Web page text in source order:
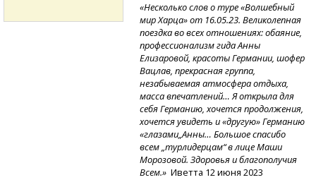
«Несколько слов о туре «Волшебный
мир Харца» от 16.05.23. Великолепная
поездка во всех отношениях: обаяние,
профессионализм гида Анны
Елизаровой, красоты Германии, шофер
Вацлав, прекрасная группа,
незабываемая атмосфера отдыха,
масса впечатлений… Я открыла для
себя Германию, хочется продолжения,
хочется увидеть и «другую» Германию
«глазами„Анны… Большое спасибо
всем „турлидерцам“ в лице Маши
Морозовой. Здоровья и благополучия
Всем.»Иветта 12 июня 2023